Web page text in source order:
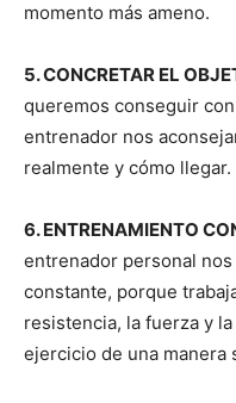
momento más ameno.
5. CONCRETAR EL
queremos conseguir
entrenador nos
realmente y cómo llegar.
6. ENTRENAMIENTO
entrenador personal
constante, porque
resistencia, la fuerza y
ejercicio de una manera